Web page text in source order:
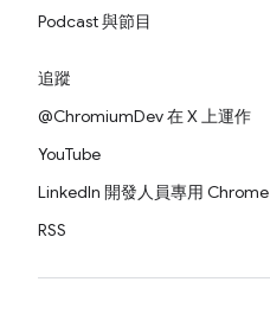
Podcast 與節目
追蹤
@ChromiumDev 在 X 上運作
YouTube
LinkedIn 開發人員專用 Chrome
RSS